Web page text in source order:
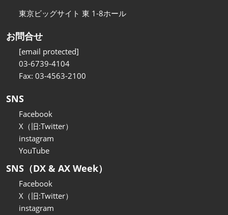
東京ビッグサイト 東 1-8ホール
お問合せ
[email protected]
03-6739-4104
Fax: 03-4563-2100
SNS
Facebook
X（旧:Twitter）
instagram
YouTube
SNS（DX & AX Week）
Facebook
X（旧:Twitter）
instagram